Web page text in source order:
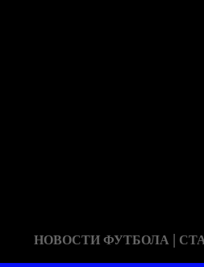
НОВОСТИ ФУТБОЛА |